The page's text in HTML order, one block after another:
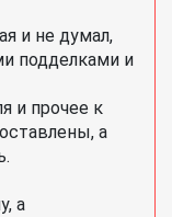
и не думал,
подделками и
и прочее к
а
а